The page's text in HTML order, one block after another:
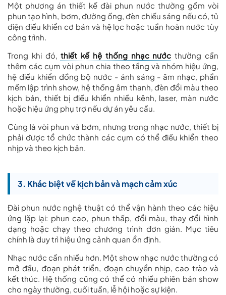
Một phương án thiết kế đài phun nước thường gồm vòi
phun tạo hình, bơm, đường ống, đèn chiếu sáng nếu có, tủ
điện điều khiển cơ bản và hệ lọc hoặc tuần hoàn nước tùy
công trình.
Trong khi đó,thiết kế hệ thống nhạc nước thường cần
thêm các cụm vòi phun chia theo tầng và nhóm hiệu ứng,
hệ điều khiển đồng bộ nước - ánh sáng - âm nhạc, phần
mềm lập trình show, hệ thống âm thanh, đèn đổi màu theo
kịch bản, thiết bị điều khiển nhiều kênh, laser, màn nước
hoặc hiệu ứng phụ trợ nếu dự án yêu cầu.
Cùng là vòi phun và bơm, nhưng trong nhạc nước, thiết bị
phải được tổ chức thành các cụm có thể điều khiển theo
nhịp và theo kịch bản.
3. Khác biệt về kịch bản và mạch cảm xúc
Đài phun nước nghệ thuật có thể vận hành theo các hiệu
ứng lặp lại: phun cao, phun thấp, đổi màu, thay đổi hình
dạng hoặc chạy theo chương trình đơn giản. Mục tiêu
chính là duy trì hiệu ứng cảnh quan ổn định.
Nhạc nước cần nhiều hơn. Một show nhạc nước thường có
mở đầu, đoạn phát triển, đoạn chuyển nhịp, cao trào và
kết thúc. Hệ thống cũng có thể có nhiều phiên bản show
cho ngày thường, cuối tuần, lễ hội hoặc sự kiện.